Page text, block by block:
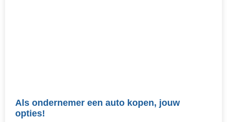
Als ondernemer een auto kopen, jouw
opties!